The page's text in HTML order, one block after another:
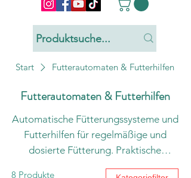
Start Futterautomaten & Futterhilfen
Futterautomaten & Futterhilfen
Automatische Fütterungssysteme und
Futterhilfen für regelmäßige und
dosierte Fütterung. Praktische
8 Produkte